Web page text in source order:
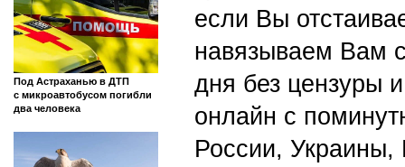
Под Астраханью в ДТП
с микроавтобусом погибли
два человека
если Вы
навязываем Вам
дня без цензуры
онлайн с
России,